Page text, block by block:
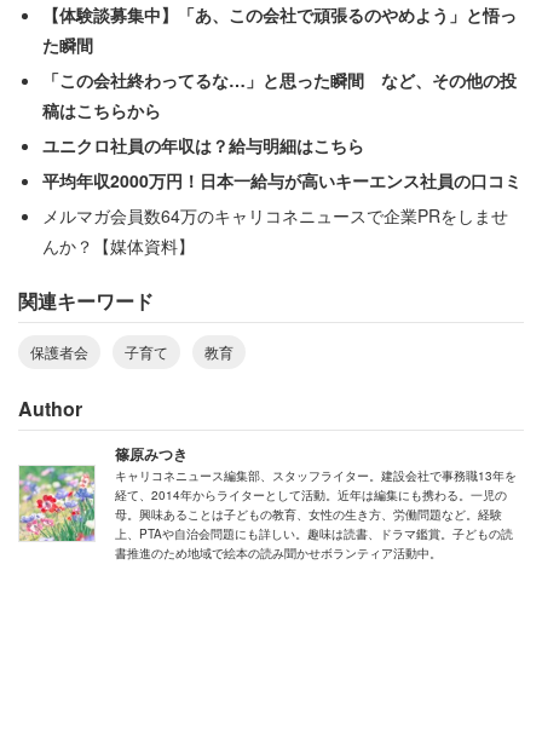
なるPTAには疑問です。（中略）役員になった日に
は家庭は崩壊し始めます」
「どうしたら無くしてもらえるの？ PTA廃止の国民
投票やって欲しい！」
なかには、「忙しくて病んで仕事辞めたよ」という人も。
専業主婦からも「ワンオペで介護もあるし役員やるために
当に不公平」との怒りの声が上がっています。
視してしまうのも良くない特徴のひとつです。「無償だか
らもめる」など、お金を払って第三者機関に委託したいと
いう意見も多くありましたが、これには「誰が管理する
の?」とすかさずツッコミが入りました。
【体験談募集中】「あ、この会社で頑張るのやめよう」と悟っ
た瞬間
「この会社終わってるな…」と思った瞬間 など、その他の投
稿はこちらから
ユニクロ社員の年収は？給与明細はこちら
平均年収2000万円！日本一給与が高いキーエンス社員の口コミ
メルマガ会員数64万のキャリコネニュースで企業PRをしませ
んか？【媒体資料】
関連キーワード
保護者会 子育て 教育
Author
篠原みつき
キャリコネニュース編集部、スタッフライター。建設会社で事務職13年を
経て、2014年からライターとして活動。近年は編集にも携わる。一児の
母。興味あることは子どもの教育、女性の生き方、労働問題など。経験
上、PTAや自治会問題にも詳しい。趣味は読書、ドラマ鑑賞。子どもの読
書推進のため地域で絵本の読み聞かせボランティア活動中。